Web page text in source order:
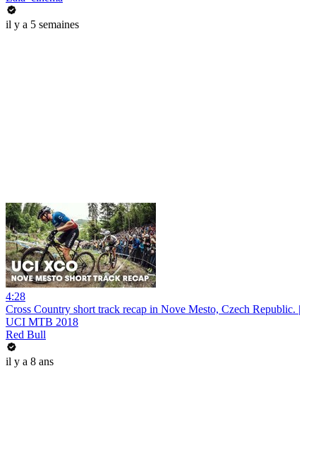
il y a 5 semaines
4:28
Cross Country short track recap in Nove Mesto, Czech Republic. |
UCI MTB 2018
Red Bull
il y a 8 ans